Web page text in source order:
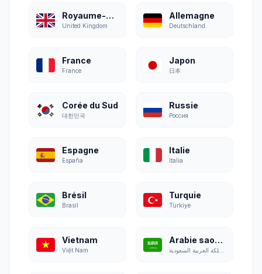
Royaume-Uni
United Kingdom
Allemagne
Deutschland
France
France
Japon
日本
Corée du Sud
대한민국
Russie
Россия
Espagne
España
Italie
Italia
Brésil
Brasil
Turquie
Türkiye
Vietnam
Việt Nam
Arabie saoudite